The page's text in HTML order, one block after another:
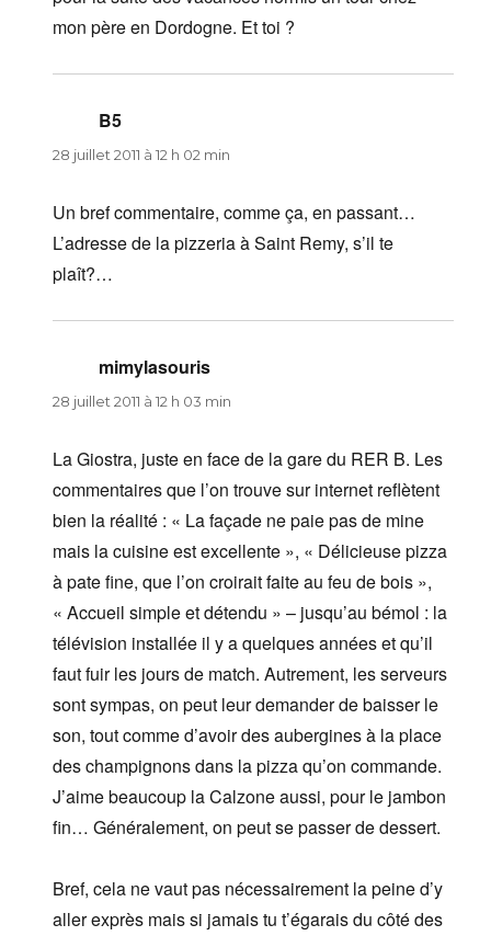
mon père en Dordogne. Et toi ?
B5
28 juillet 2011 à 12 h 02 min
Un bref commentaire, comme ça, en passant…
L’adresse de la pizzeria à Saint Remy, s’il te
plaît?…
mimylasouris
28 juillet 2011 à 12 h 03 min
La Giostra, juste en face de la gare du RER B. Les
commentaires que l’on trouve sur internet reflètent
bien la réalité : « La façade ne paie pas de mine
mais la cuisine est excellente », « Délicieuse pizza
à pate fine, que l’on croirait faite au feu de bois »,
« Accueil simple et détendu » – jusqu’au bémol : la
télévision installée il y a quelques années et qu’il
faut fuir les jours de match. Autrement, les serveurs
sont sympas, on peut leur demander de baisser le
son, tout comme d’avoir des aubergines à la place
des champignons dans la pizza qu’on commande.
J’aime beaucoup la Calzone aussi, pour le jambon
fin… Généralement, on peut se passer de dessert.
Bref, cela ne vaut pas nécessairement la peine d’y
aller exprès mais si jamais tu t’égarais du côté des